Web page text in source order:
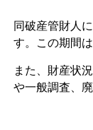
同破産管財人
す。この期間
また、財産状
や一般調査、